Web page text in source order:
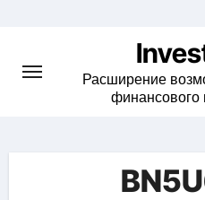
content
Расширение
финансового